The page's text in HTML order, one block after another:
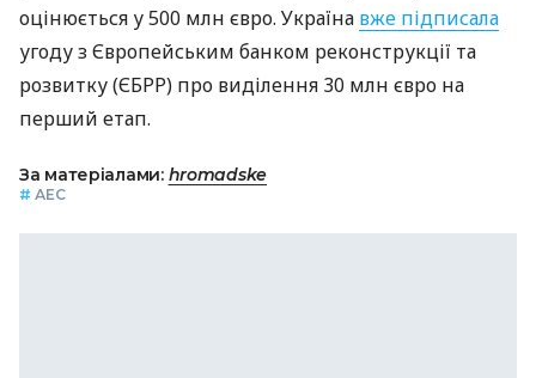
оцінюється у 500 млн євро. Україна вже підписала
угоду з Європейським банком реконструкції та
розвитку (ЄБРР) про виділення 30 млн євро на
перший етап.
За матеріалами: hromadske
# АЕС